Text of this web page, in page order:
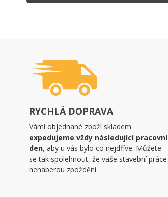
RYCHLÁ DOPRAVA
Vámi objednané zboží skladem
expedujeme vždy následující pracovní
den, aby u vás bylo co nejdříve. Můžete
se tak spolehnout, že vaše stavební práce
nenaberou zpoždění.